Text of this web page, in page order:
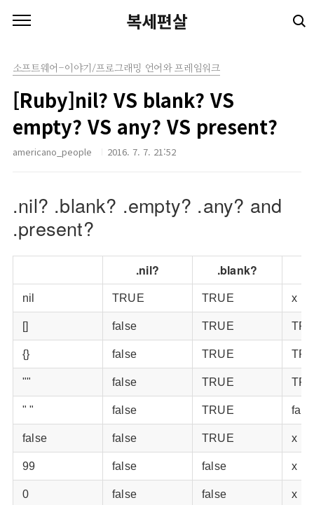
복세편살
소프트웨어-이야기/프로그래밍 언어와 프레임워크
[Ruby]nil? VS blank? VS
empty? VS any? VS present?
americano_people 2016. 7. 7. 21:52
.nil? .blank? .empty? .any? and
.present?
.nil? .blank?
nil TRUE TRUE x
[] false TRUE
{} false TRUE
"" false TRUE
" " false TRUE
false false TRUE x
99 false false x
0 false false x